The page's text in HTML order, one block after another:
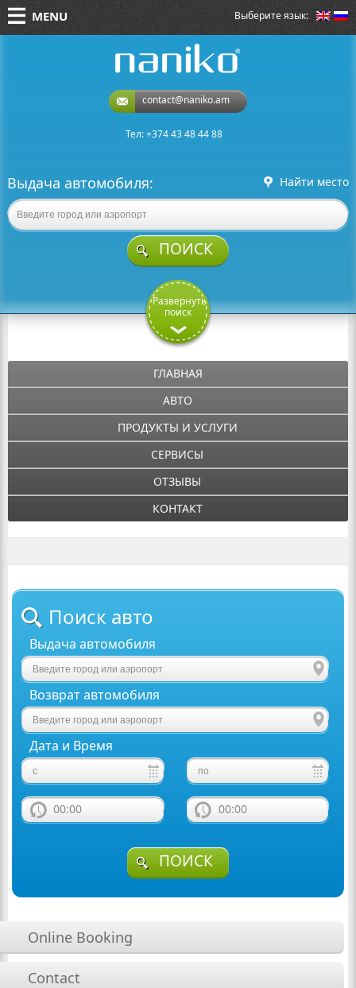
Выберите язык:
MENU
contact@naniko.am
Тел: +374 43 48 44 88
Выдача автомобиля: Найти место
ПОИСК
Развернуть
поиск
ГЛАВНАЯ
АВТО
ПРОДУКТЫ И УСЛУГИ
СЕРВИСЫ
ОТЗЫВЫ
КОНТАКТ
Поиск авто
Выдача автомобиля
Возврат автомобиля
Дата и Время
00:00 00:00
ПОИСК
Online Booking
Contact